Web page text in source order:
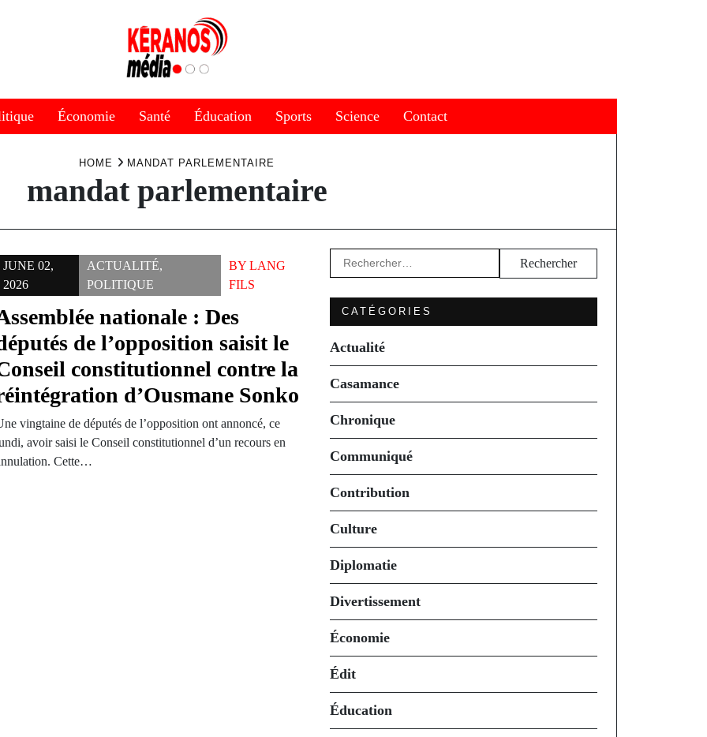
Économie Santé Éducation Sports Science Contact
HOME MANDAT PARLEMENTAIRE
mandat parlementaire
JUNE 02,
2026
ACTUALITÉ,
POLITIQUE
BY LANG
FILS
nationale : Des
de l’opposition saisit le
constitutionnel contre la
d’Ousmane Sonko
vingtaine de députés de l’opposition ont annoncé, ce
avoir saisi le Conseil constitutionnel d’un recours en
Cette…
Rechercher :
CATÉGORIES
Actualité
Casamance
Chronique
Communiqué
Contribution
Culture
Diplomatie
Divertissement
Économie
Édit
Éducation